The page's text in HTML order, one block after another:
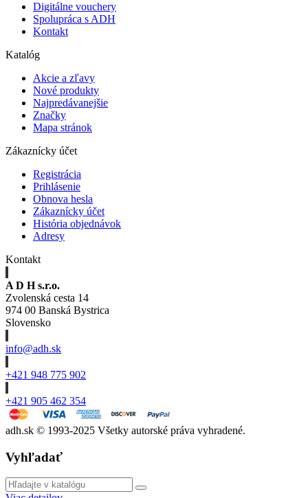
Digitálne vouchery
Spolupráca s ADH
Kontakt
Katalóg
Akcie a zľavy
Nové produkty
Najpredávanejšie
Značky
Mapa stránok
Zákaznícky účet
Registrácia
Prihlásenie
Obnova hesla
Zákaznícky účet
História objednávok
Adresy
Kontakt
A D H s.r.o.
Zvolenská cesta 14
974 00 Banská Bystrica
Slovensko
info@adh.sk
+421 948 775 902
+421 905 462 354
adh.sk © 1993-2025 Všetky autorské práva vyhradené.
Vyhľadať